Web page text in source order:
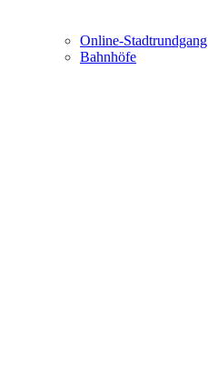
Online-Stadtrundgang
Bahnhöfe